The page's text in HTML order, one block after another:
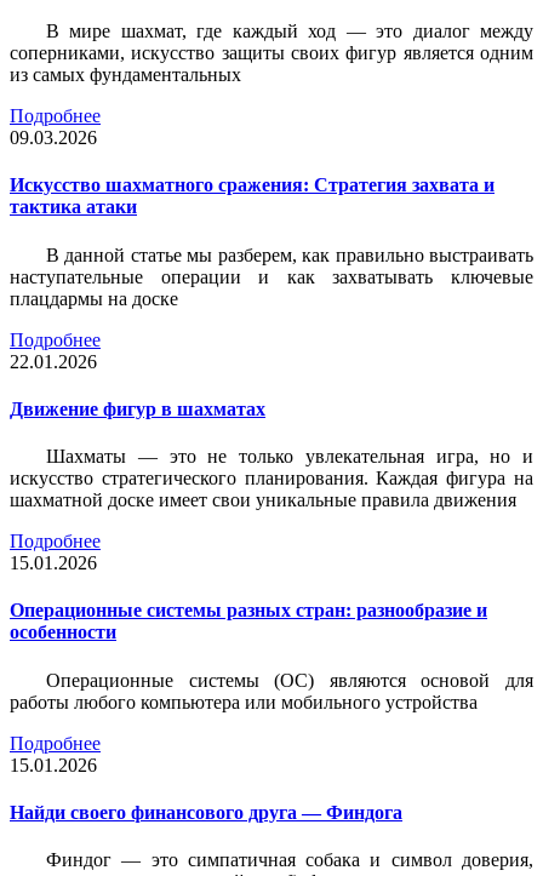
В мире шахмат, где каждый ход — это диалог между
соперниками, искусство защиты своих фигур является одним
из самых фундаментальных
Подробнее
09.03.2026
Искусство шахматного сражения: Стратегия захвата и
тактика атаки
В данной статье мы разберем, как правильно выстраивать
наступательные операции и как захватывать ключевые
плацдармы на доске
Подробнее
22.01.2026
Движение фигур в шахматах
Шахматы — это не только увлекательная игра, но и
искусство стратегического планирования. Каждая фигура на
шахматной доске имеет свои уникальные правила движения
Подробнее
15.01.2026
Операционные системы разных стран: разнообразие и
особенности
Операционные системы (ОС) являются основой для
работы любого компьютера или мобильного устройства
Подробнее
15.01.2026
Найди своего финансового друга — Финдога
Финдог — это симпатичная собака и символ доверия,